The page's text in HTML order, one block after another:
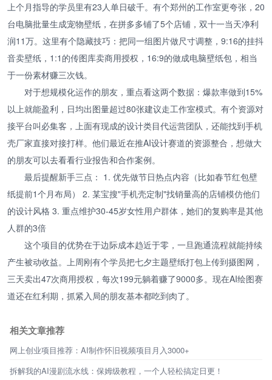
上个月指导的学员里有23人单日破千。有个郑州的工作室更夸张，20
台电脑批量生成宠物壁纸，在拼多多铺了5个店铺，双十一当天净利
润11万。这里有个隐藏技巧：把同一组图片做尺寸调整，9:16的挂抖
音卖壁纸，1:1的传图库卖商用授权，16:9的做成电脑壁纸包，相当
于一份素材赚三次钱。
对于想规模化运作的朋友，重点看这两个数据：爆款率做到15%
以上就能盈利，日均出图量超过80张建议走工作室模式。有个资源对
接平台叫必集客，上面有现成的设计类目代运营团队，还能找到手机
壳厂家直接对接打样。他们最近在推AI设计赛道的资源整合，想做大
的朋友可以去看看行业报告和合作案例。
最后提醒新手三点： 1. 优先做节日热点内容（比如春节红包壁
纸提前1个月布局） 2. 某宝搜"手机壳定制"找销量高的店铺模仿他们
的设计风格 3. 重点维护30-45岁女性用户群体，她们的复购率是其他
人群的3倍
这个项目的优势在于边际成本趋近于零，一旦跑通流程就能持续
产生被动收益。上周刚有个学员把七夕主题壁纸打包上传到摄图网，
三天卖出47次商用授权，每次199元躺着赚了9000多。现在AI绘图赛
道还在红利期，抓紧入局的朋友基本都吃到肉了。
相关文章推荐
网上创业项目推荐：AI制作怀旧视频项目月入3000+
拆解我的AI漫剧流水线：保姆级教程，一个人轻松搞定日更！